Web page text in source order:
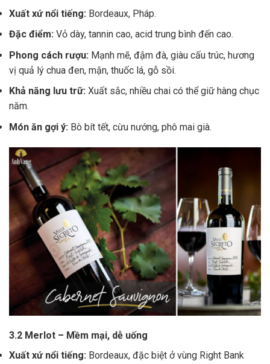
Xuất xứ nổi tiếng: Bordeaux, Pháp.
Đặc điểm: Vỏ dày, tannin cao, acid trung bình đến cao.
Phong cách rượu: Mạnh mẽ, đậm đà, giàu cấu trúc, hương
vị quả lý chua đen, mận, thuốc lá, gỗ sồi.
Khả năng lưu trữ: Xuất sắc, nhiều chai có thể giữ hàng chục
năm.
Món ăn gợi ý: Bò bít tết, cừu nướng, phô mai già.
3.2 Merlot – Mềm mại, dễ uống
Xuất xứ nổi tiếng: Bordeaux, đặc biệt ở vùng Right Bank